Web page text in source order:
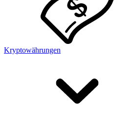
Kryptowährungen